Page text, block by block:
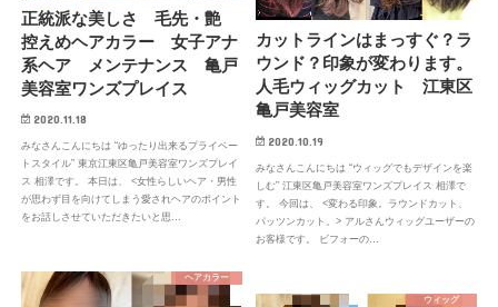
正統派な美しさ 毛先・艶
控えめヘアカラー 女子アナ
系ヘア メンテナンス 亀戸
美容室ワンズプレイス
2020.11.18
みなさんこんにちは “ゆったり出来るプライベー
トスタイル” 東京江東区亀戸美容室ワンズプレイ
ス 相澤です。 本日は、 <女性らしいヘア・男性
が思わず目を向けてしまう愛されヘアのポイント
をお話しさせていただきたいと思…
カットラインはまっすぐ？ラ
ウンド？印象が変わります。
人毛ウィッグカット 江東区
亀戸美容室
2020.10.19
みなさんこんにちは “ウィッグでもデザインを楽
しむ” 江東区亀戸美容室ワンズプレイス 相澤で
す。 今回は、 <変わる印象。ラウンドカット、
パッツンカット。> アルさんウィッグユーザーの
お客様です。 ビフォーの…
ヘアカラー
ウィッグ